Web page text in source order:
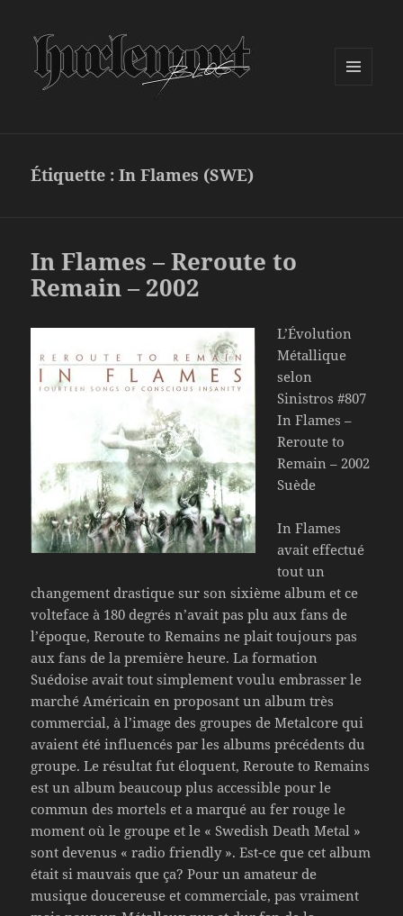
Étiquette :In Flames (SWE)
In Flames – Reroute to
Remain – 2002
L’Évolution
Métallique
selon
Sinistros #807
In Flames –
Reroute to
Remain – 2002
Suède
In Flames
avait effectué
tout un
changement drastique sur son sixième album et ce
volteface à 180 degrés n’avait pas plu aux fans de
l’époque, Reroute to Remains ne plait toujours pas
aux fans de la première heure. La formation
Suédoise avait tout simplement voulu embrasser le
marché Américain en proposant un album très
commercial, à l’image des groupes de Metalcore qui
avaient été influencés par les albums précédents du
groupe. Le résultat fut éloquent, Reroute to Remains
est un album beaucoup plus accessible pour le
commun des mortels et a marqué au fer rouge le
moment où le groupe et le « Swedish Death Metal »
sont devenus « radio friendly ». Est-ce que cet album
était si mauvais que ça? Pour un amateur de
musique doucereuse et commerciale, pas vraiment